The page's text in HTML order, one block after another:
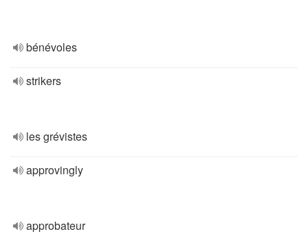
bénévoles
strikers
les grévistes
approvingly
approbateur